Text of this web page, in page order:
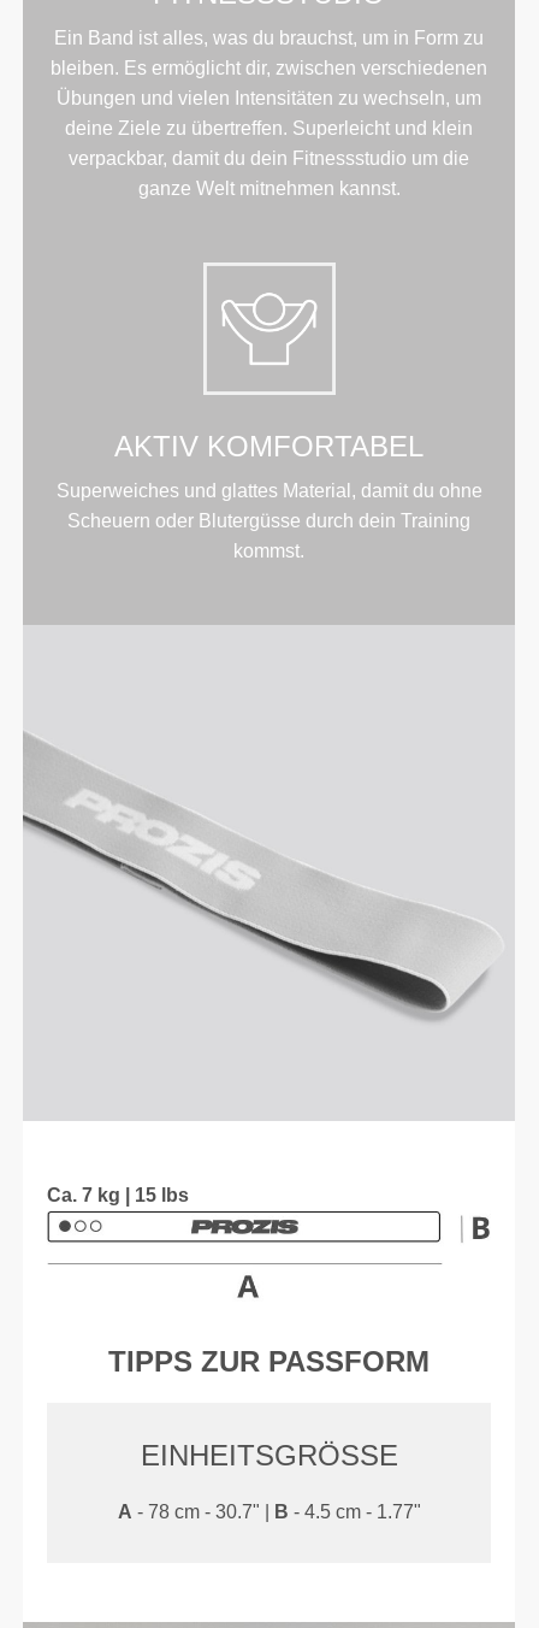
Ein Band ist alles, was du brauchst, um in Form zu
bleiben. Es ermöglicht dir, zwischen verschiedenen
Übungen und vielen Intensitäten zu wechseln, um
deine Ziele zu übertreffen. Superleicht und klein
verpackbar, damit du dein Fitnessstudio um die
ganze Welt mitnehmen kannst.
AKTIV KOMFORTABEL
Superweiches und glattes Material, damit du ohne
Scheuern oder Blutergüsse durch dein Training
kommst.
Ca. 7 kg | 15 lbs
TIPPS ZUR PASSFORM
EINHEITSGRÖSSE
A - 78 cm - 30.7" | B - 4.5 cm - 1.77"